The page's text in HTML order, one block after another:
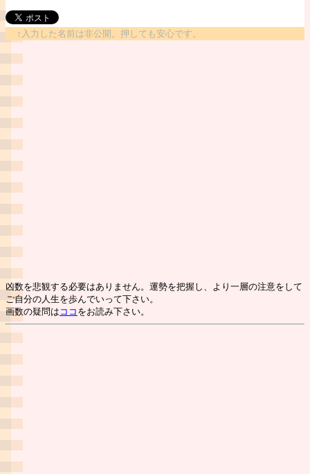
↑入力した名前は非公開。押しても安心です。
凶数を悲観する必要はありません。運勢を把握し、より一層の注意をして
ご自分の人生を歩んでいって下さい。
画数の疑問は ココ をお読み下さい。